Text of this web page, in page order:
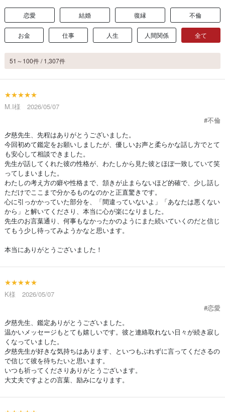
恋愛 結婚 復縁 不倫
お金 仕事 人生 人間関係 全て
51～100件 / 1,307件
★★★★★
M.I様 2026/05/07
#不倫
夕慈先生、先程はありがとうございました。
今回初めて鑑定をお願いしましたが、優しいお声と柔らかな話し方でとて
も安心して相談できました。
先生が話してくれた彼の性格が、わたしから見た彼とほぼ一致していて笑
ってしまいました。
わたしの考え方の癖や性格まで、頷きが止まらないほど的確で、少し話し
ただけでここまで分かるものなのかと正直驚きです。
心に引っかかっていた部分を、「間違っていないよ」「あなたは悪くない
から」と解いてくださり、本当に心が楽になりました。
先生のお言葉通り、何事もなかったかのようにまた続いていくのだと信じ
てもう少し待ってみようかなと思います。
本当にありがとうございました！
★★★★★
K様 2026/05/07
#恋愛
夕慈先生、鑑定ありがとうございました。
温かいメッセージもとても嬉しいです。彼と連絡取れない日々が続き寂し
くなっていました。
夕慈先生が好きな気持ちはあります、といつもぶれずに言ってくださるの
で信じて彼を待ちたいと思います。
いつも祈ってくださりありがとうございます。
大丈夫ですよとの言葉、励みになります。